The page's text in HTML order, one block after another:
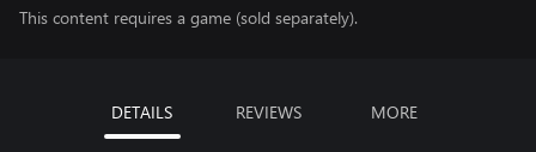
This content requires a game (sold separately).
DETAILS REVIEWS MORE